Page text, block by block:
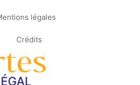
légales
Crédits